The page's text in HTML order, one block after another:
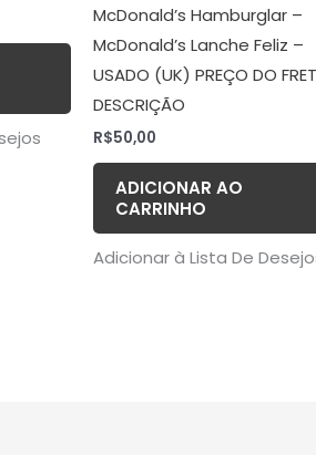
McDonald’s Hamburglar –
McDonald’s Lanche Feliz –
USADO (UK) PREÇO DO
DESCRIÇÃO
R$50,00
ADICIONAR AO
CARRINHO
Adicionar à Lista De